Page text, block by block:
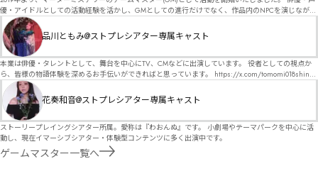
優・アイドルとしての活動経験を活かし、GMとしての進行だけでなく、作品内のNPCを演じなが
ら、お客様に物語の世界へ入り込んでいただくような演出・サービスを得意としています。 自分自
身でも作品制作を行っているので、作家さんが作品に込めた想いや意図を大切にしながら、その作
品の魅力をお客様に届けられるような公演を心がけています。 参加してくださる皆様がどんなエン
ディングを迎えるのか、どんな物語が生まれるのかを想像しながら、公演を進めていく時間が本当
に大好きです！ 対応可能作品は、オフライン（対面）作品のみとなります。 得意分野をひとつ挙げ
るなら恋愛もの（恋愛要素を含むシナリオ）ですが、ファンタジー、デスゲーム、青春ものなど、
ジャンルを問わず幅広く対応可能です！お任せください！ 《所属団体・店舗》 ★ Lanbelysma -ラン
ビリズマ- (代表・制作・GM) ★ ストーリープレイングシアター (GM) ★ フィネガンズ ウェイク
(GM)
品川ともみ@ストプレシアター専属キャスト
本業は俳優・タレントとして、舞台を中心にTV、CMなどに出演しています。 役者としての視点か
ら、皆様の物語体験を深めるお手伝いができればと思っています。 https://x.com/tomomi018shin?
s=11 活動内容はSNSにて投稿しています。 SPT所属。 ストーリープレイングシアター「星詠みの
標」にてGMデビュー。 ボードゲーム×体感型演劇 イマーシブカフェ「コアクト」(不定期開催)出
演中。
花奏和音@ストプレシアター専属キャスト
ストーリープレイングシアター所属。愛称は『わおんぬ』です。 小劇場やテーマパークを中心に活
動し、現在イマーシブシアター・体験型コンテンツに多く出演中です。
ゲームマスター一覧へ